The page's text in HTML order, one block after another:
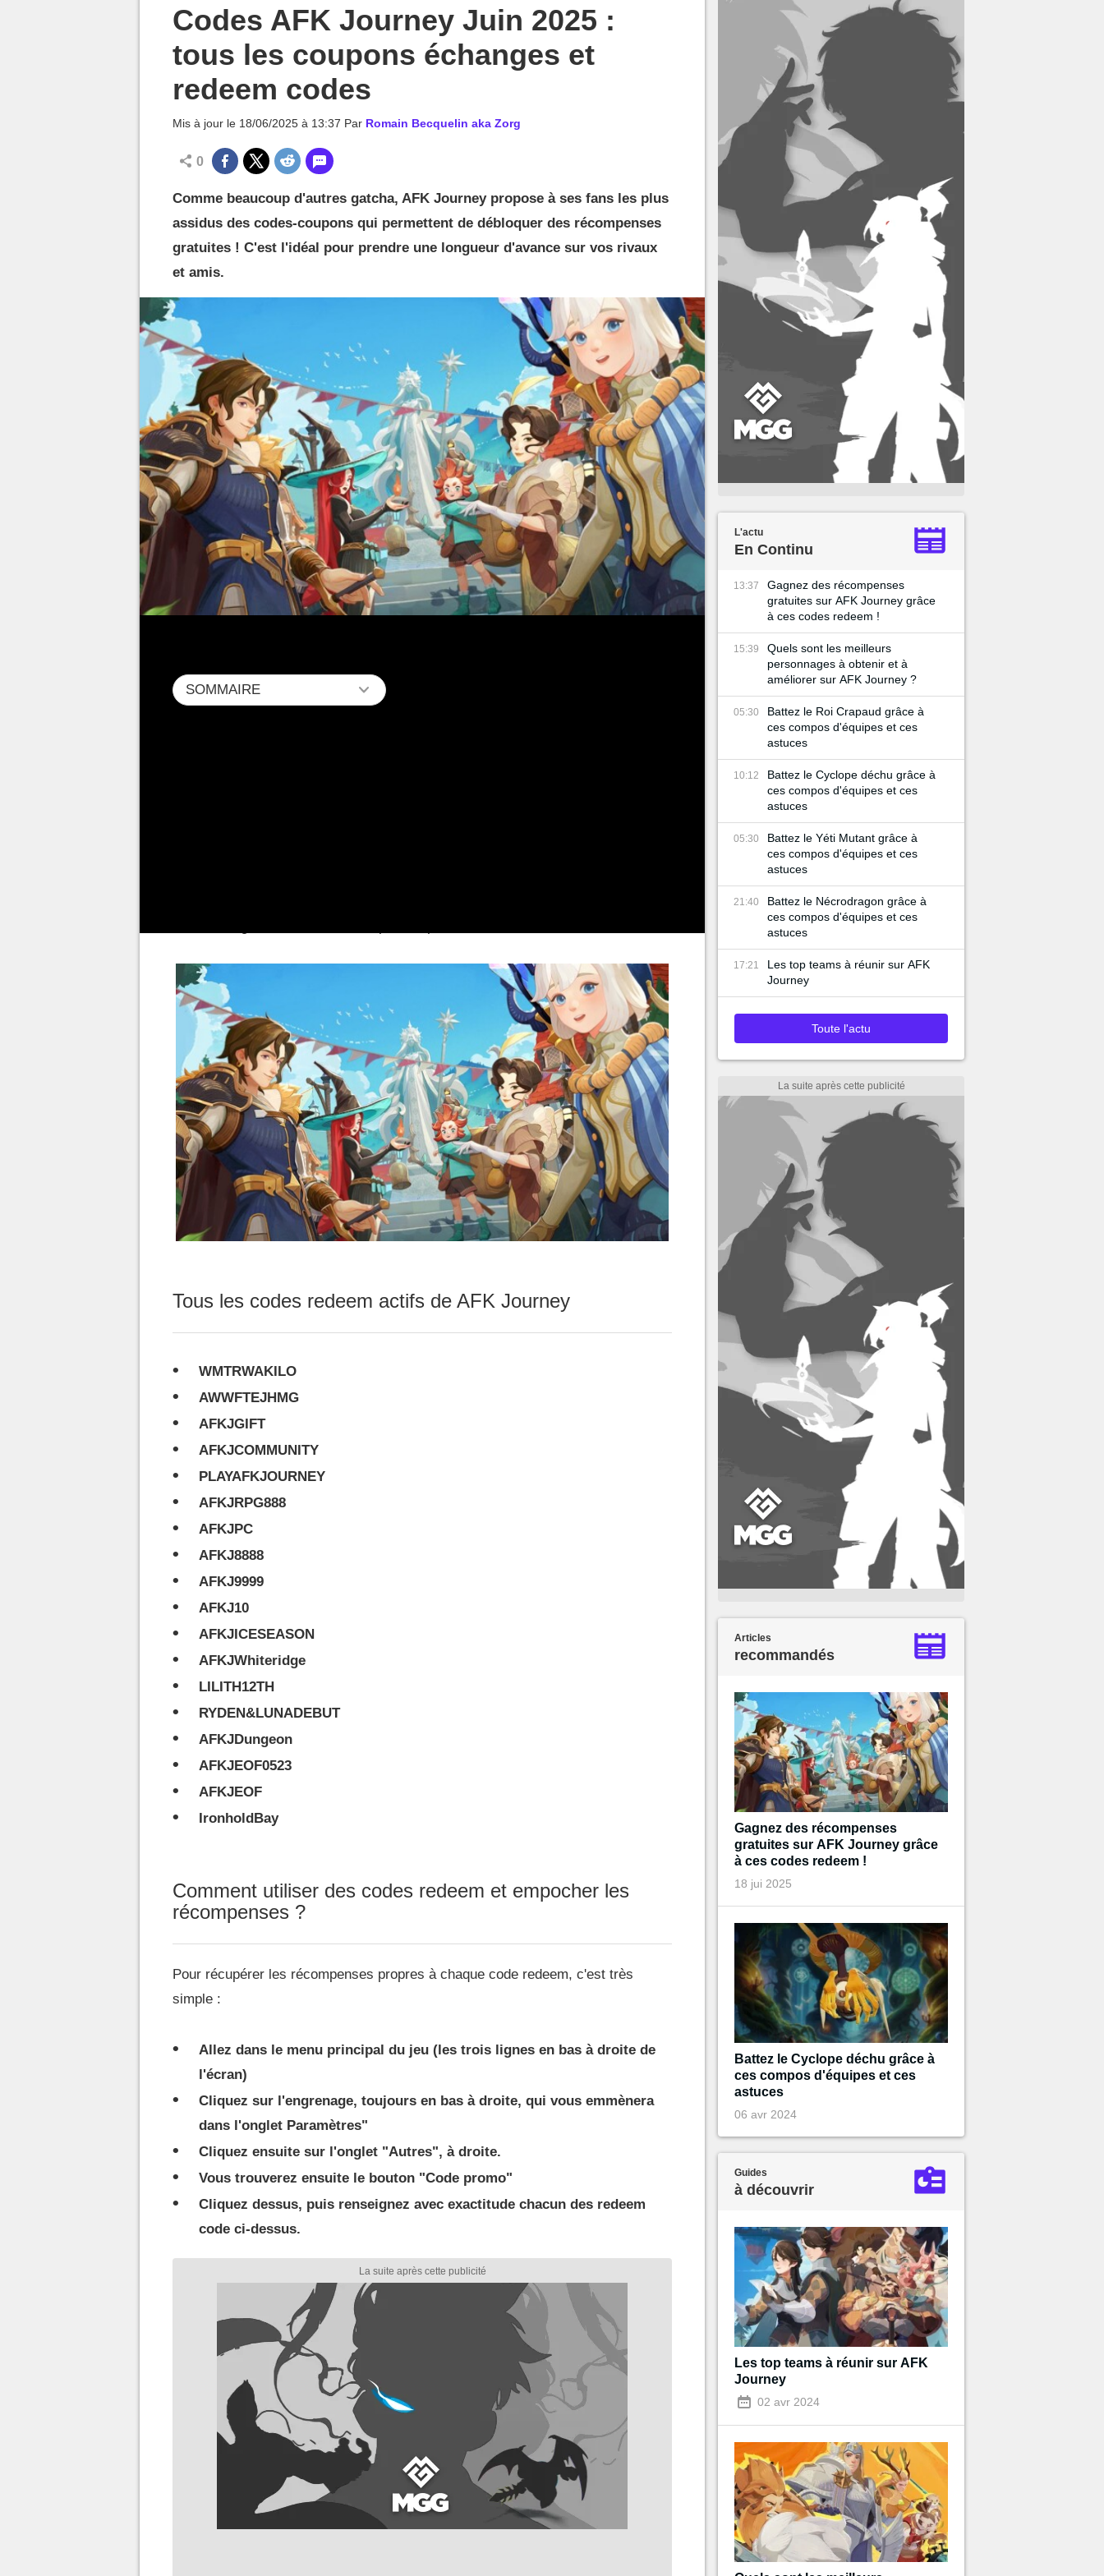
Codes AFK Journey Juin 2025 :
tous les coupons échanges et
redeem codes
Mis à jour le 18/06/2025 à 13:37 Par Romain Becquelin aka Zorg
0
Comme beaucoup d'autres gatcha, AFK Journey propose à ses fans les plus
assidus des codes-coupons qui permettent de débloquer des récompenses
gratuites ! C'est l'idéal pour prendre une longueur d'avance sur vos rivaux
et amis.
SOMMAIRE
Tous les codes redeem actifs de AFK Journey
WMTRWAKILO
AWWFTEJHMG
AFKJGIFT
AFKJCOMMUNITY
PLAYAFKJOURNEY
AFKJRPG888
AFKJPC
AFKJ8888
AFKJ9999
AFKJ10
AFKJICESEASON
AFKJWhiteridge
LILITH12TH
RYDEN&LUNADEBUT
AFKJDungeon
AFKJEOF0523
AFKJEOF
IronholdBay
Comment utiliser des codes redeem et empocher les
récompenses ?
Pour récupérer les récompenses propres à chaque code redeem, c'est très
simple :
Allez dans le menu principal du jeu (les trois lignes en bas à droite de
l'écran)
Cliquez sur l'engrenage, toujours en bas à droite, qui vous emmènera
dans l'onglet Paramètres"
Cliquez ensuite sur l'onglet "Autres", à droite.
Vous trouverez ensuite le bouton "Code promo"
Cliquez dessus, puis renseignez avec exactitude chacun des redeem
code ci-dessus.
L'actu
En Continu
13:37
Gagnez des récompenses
gratuites sur AFK Journey grâce
à ces codes redeem !
15:39
Quels sont les meilleurs
personnages à obtenir et à
améliorer sur AFK Journey ?
05:30
Battez le Roi Crapaud grâce à
ces compos d'équipes et ces
astuces
10:12
Battez le Cyclope déchu grâce à
ces compos d'équipes et ces
astuces
05:30
Battez le Yéti Mutant grâce à
ces compos d'équipes et ces
astuces
21:40
Battez le Nécrodragon grâce à
ces compos d'équipes et ces
astuces
17:21
Les top teams à réunir sur AFK
Journey
Toute l'actu
Articles
recommandés
Gagnez des récompenses
gratuites sur AFK Journey grâce
à ces codes redeem !
18 jui 2025
Battez le Cyclope déchu grâce à
ces compos d'équipes et ces
astuces
06 avr 2024
Guides
à découvrir
Les top teams à réunir sur AFK
Journey
02 avr 2024